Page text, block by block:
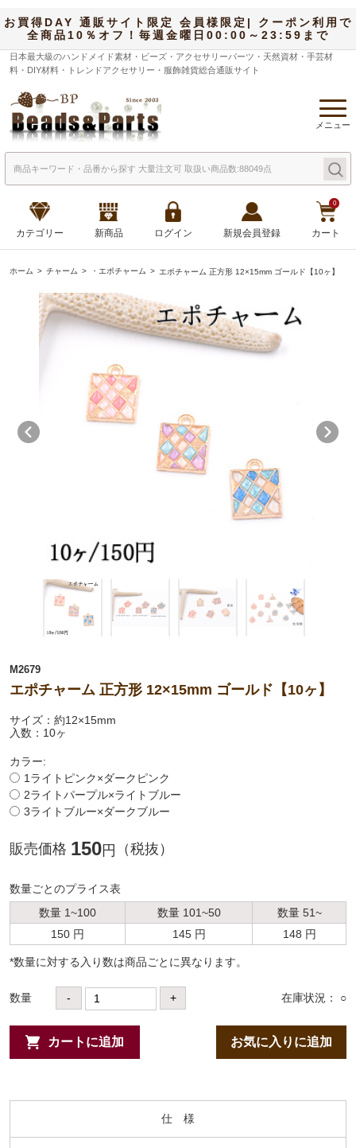
お買得DAY 通販サイト限定 会員様限定| クーポン利用で
全商品10％オフ！毎週金曜日00:00～23:59まで
日本最大級のハンドメイド素材・ビーズ・アクセサリーパーツ・天然資材・手芸材
料・DIY材料・トレンドアクセサリー・服飾雑貨総合通販サイト
メニュー
カテゴリー 新商品 ログイン 新規会員登録
0
カート
ホーム チャーム ・エポチャーム エポチャーム 正方形 12×15mm ゴールド【10ヶ】
M2679
エポチャーム 正方形 12×15mm ゴールド【10ヶ】
サイズ：約12×15mm
入数：10ヶ
カラー:
1ライトピンク×ダークピンク
2ライトパープル×ライトブルー
3ライトブルー×ダークブルー
販売価格 150円 （税抜）
数量ごとのプライス表
数量 1~100
数量 101~50
数量 51~
150 円
145 円 148 円
*数量に対する⼊り数は商品ごとに異なります。
数量 - + 在庫状況： ○
カートに追加 お気に入りに追加
仕 様